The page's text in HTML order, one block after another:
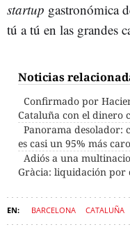
startup gastronómica
tú a tú en las grandes
Noticias
Confirmado por
Cataluña con el dinero
Panorama desolador:
es casi un 95% más
Adiós a una
Gràcia: liquidación por
BARCELONA CATALUÑA